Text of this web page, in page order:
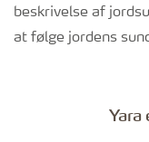
beskrivelse af
at følge jordens
Yara